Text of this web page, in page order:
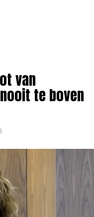
van
te boven